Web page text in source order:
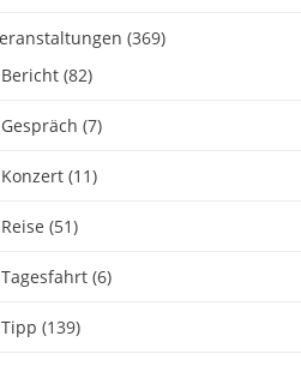
(369)
Bericht (82)
Gespräch (7)
Konzert (11)
Reise (51)
Tagesfahrt (6)
Tipp (139)